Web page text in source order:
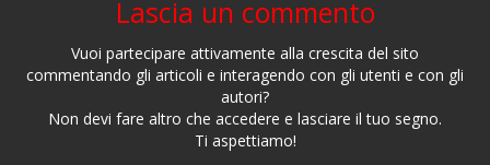
Lascia un commento
Vuoi partecipare attivamente alla crescita del sito
commentando gli articoli e interagendo con gli utenti e con gli
autori?
Non devi fare altro che accedere e lasciare il tuo segno.
Ti aspettiamo!